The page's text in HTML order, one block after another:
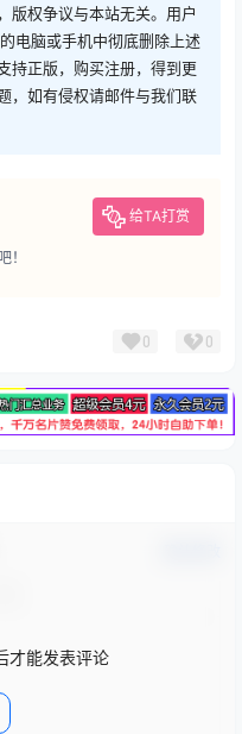
版权争议与本站无关。用户
电脑或手机中彻底删除上述
持正版，购买注册，得到更
，如有侵权请邮件与我们联
给TA打赏
！
0 0
才能发表评论